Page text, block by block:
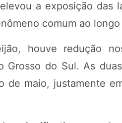
a exposição das
comum ao
houve redução
do Sul. As
maio, justamente